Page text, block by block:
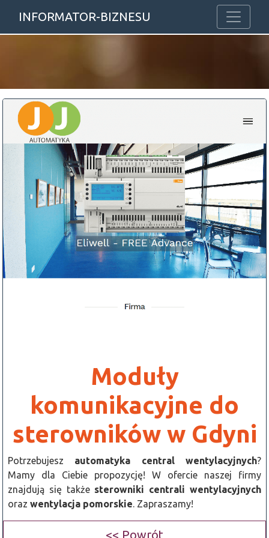
INFORMATOR-BIZNESU
Moduły
komunikacyjne do
sterowników w Gdyni
Potrzebujesz automatyka central wentylacyjnych?
Mamy dla Ciebie propozycję! W ofercie naszej firmy
znajdują się także sterowniki centrali wentylacyjnych
oraz wentylacja pomorskie . Zapraszamy!
<< Powrót